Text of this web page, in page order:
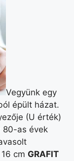
Vegyünk egy
épült házat.
(U érték)
80-as évek
16 cm GRAFIT